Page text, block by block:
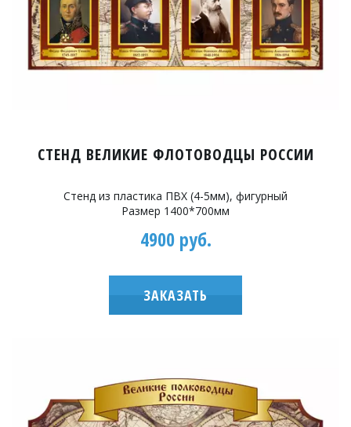
СТЕНД ВЕЛИКИЕ ФЛОТОВОДЦЫ РОССИИ
Стенд из пластика ПВХ (4-5мм), фигурный
Размер 1400*700мм
4900 руб.
ЗАКАЗАТЬ